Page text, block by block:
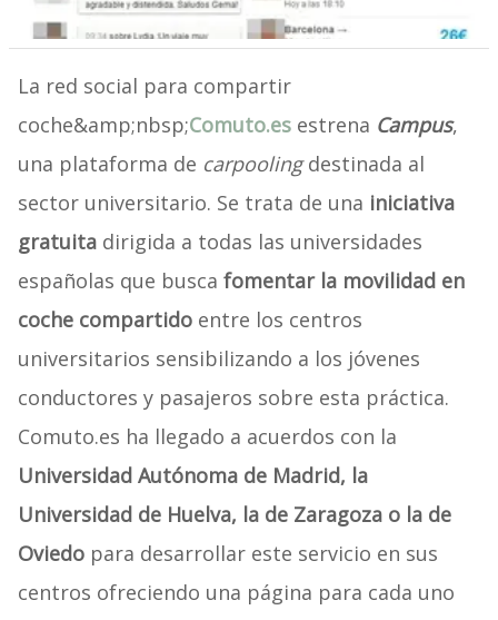
La red social para compartir
coche&amp;nbsp;Comuto.esestrena Campus,
una plataforma de carpoolingdestinada al
sector universitario. Se trata de una iniciativa
gratuitadirigida a todas las universidades
españolas que busca fomentar la movilidad en
coche compartidoentre los centros
universitarios sensibilizando a los jóvenes
conductores y pasajeros sobre esta práctica.
Comuto.es ha llegado a acuerdos con la
Universidad Autónoma de Madrid, la
Universidad de Huelva, la de Zaragoza o la de
Oviedopara desarrollar este servicio en sus
centros ofreciendo una página para cada uno